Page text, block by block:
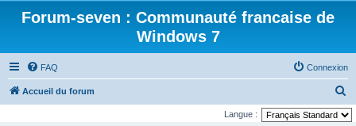
Forum-seven : Communauté francaise de
Windows 7
FAQ Connexion
Accueil du forum
e
Langue :